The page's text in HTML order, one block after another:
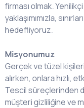
firması olmak.
yaklaşımımızla,
hedefliyoruz.
Misyonumuz
Gerçek ve tüzel
alırken, onlara hızlı,
Tescil süreçlerinden
müşteri gizliliğine ve